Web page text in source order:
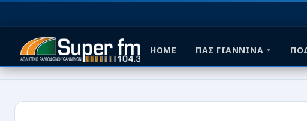
HOME ΠΑΣ ΓΙΑΝΝΙΝΑ
HOME